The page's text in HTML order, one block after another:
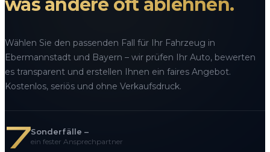
Wählen Sie den passenden Fall für Ihr Fahrzeug in
Ebermannstadt und Bayern – wir prüfen Ihr Auto, bewerten
es transparent und erstellen Ihnen ein faires Angebot.
Kostenlos, seriös und ohne Verkaufsdruck.
7Sonderfälle –
ein fester Ansprechpartner